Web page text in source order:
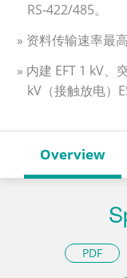
RS‑422/485。
» 资料传输速率最
» 内建 EFT 1 kV、
kV（接触放电）
Overview
PDF